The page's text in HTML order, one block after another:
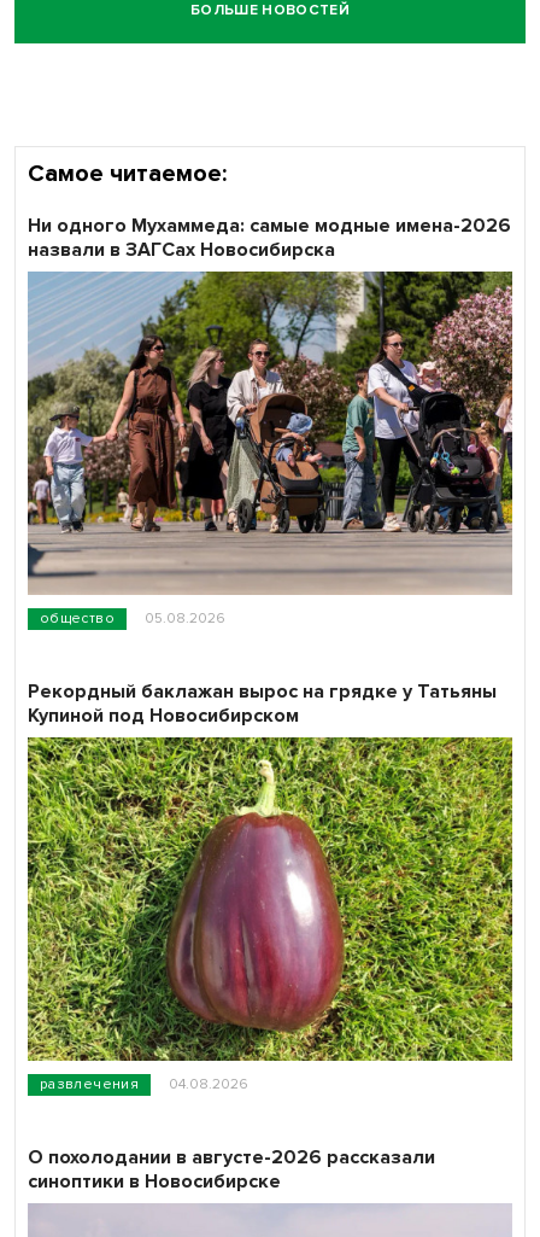
Честный выбор: видеонаблюдение обеспечит
объективность результатов ЕДГ в Новосибирской
БОЛЬШЕ НОВОСТЕЙ
Самое читаемое:
общество 05.08.2026
Ни одного Мухаммеда: самые модные имена-2026
назвали в ЗАГСах Новосибирска
развлечения 04.08.2026
Рекордный баклажан вырос на грядке у Татьяны
Купиной под Новосибирском
О похолодании в августе-2026 рассказали
синоптики в Новосибирске